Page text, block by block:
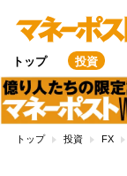
トップ 投資
トップ 投資 FX